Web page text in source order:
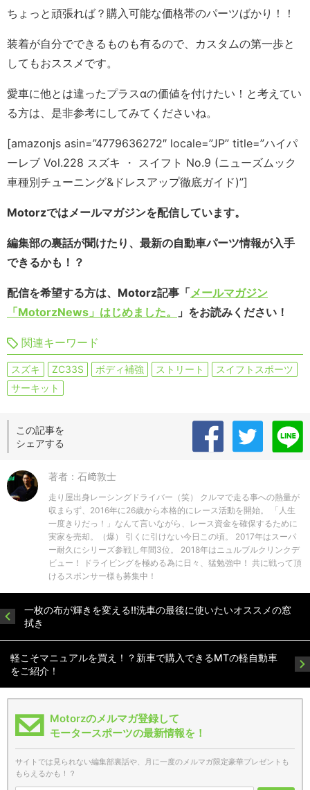
ちょっと頑張れば？購入可能な価格帯のパーツばかり！！
装着が自分でできるものも有るので、カスタムの第一歩と
してもおススメです。
愛車に他とは違ったプラスαの価値を付けたい！と考えてい
る方は、是非参考にしてみてくださいね。
[amazonjs asin=”4779636272″ locale=”JP” title=”ハイパ
ーレブ Vol.228 スズキ ・ スイフト No.9 (ニューズムック
車種別チューニング&ドレスアップ徹底ガイド)”]
Motorzではメールマガジンを配信しています。
編集部の裏話が聞けたり、最新の自動車パーツ情報が入手
できるかも！？
配信を希望する方は、Motorz記事「メールマガジン
「MotorzNews」はじめました。
」をお読みください！
関連キーワード
スズキ ZC33S ボディ補強 ストリート
スイフトスポーツ
サーキット
この記事を
シェアする
著者：石﨑敦士
走り屋出身レーシングドライバー（笑） クルマで走る事への熱量が
収まらず、2016年に26歳から本格的にレース活動を開始。 「人生
一度きりだっ！」なんて言いながら、レース資金を確保するために
実家を売却。（爆） 引くに引けない今日この頃。 2017年はスーパ
ー耐久にシリーズ参戦し年間3位。 2018年はニュルブルクリンクデ
ビュー！ ドライビングを極める為に日々、猛勉強中！ 共に戦って頂
けるスポンサー様も募集中！
一枚の布が輝きを変える!!洗車の最後に使いたいオススメの窓
拭き
軽こそマニュアルを買え！？新車で購入できるMTの軽自動車
をご紹介！
Motorzのメルマガ登録して
モータースポーツの最新情報を！
サイトでは見られない編集部裏話や、月に一度のメルマガ限定豪華プレゼントも
もらえるかも！？